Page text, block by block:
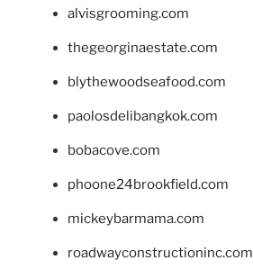
alvisgrooming.com
thegeorginaestate.com
blythewoodseafood.com
paolosdelibangkok.com
bobacove.com
phoone24brookfield.com
mickeybarmama.com
roadwayconstructioninc.com